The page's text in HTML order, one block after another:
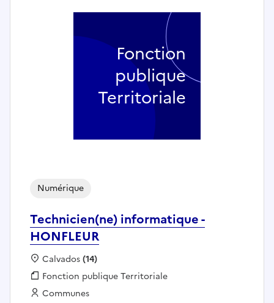
Technicien(ne) informatique -
HONFLEUR
Numérique
Localisation :
Calvados(14)
Fonction publique :
Fonction publique Territoriale
Employeur :
Communes
Fonction
publique
Territoriale